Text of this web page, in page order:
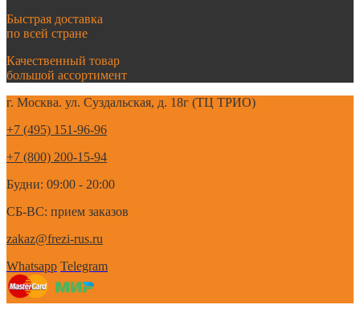
Быстрая доставка
по всей стране
Качественный товар
большой ассортимент
г. Москва. ул. Суздальская, д. 18г (ТЦ ТРИО)
+7 (495) 151-96-96
+7 (800) 200-15-94
Будни: 09:00 - 20:00
СБ-ВС: прием заказов
zakaz@frezi-rus.ru
Whatsapp Telegram